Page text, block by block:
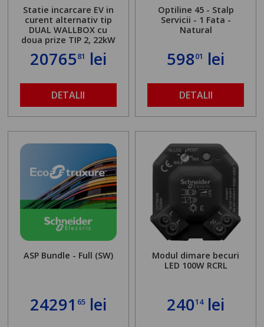
Statie incarcare EV in
curent alternativ tip
DUAL WALLBOX cu
doua prize TIP 2, 22kW
2076581 lei
DETALII
Optiline 45 - Stalp
Servicii - 1 Fata -
Natural
59801 lei
DETALII
ASP Bundle - Full (SW)
24291 65lei
Modul dimare becuri
LED 100W RCRL
24014lei